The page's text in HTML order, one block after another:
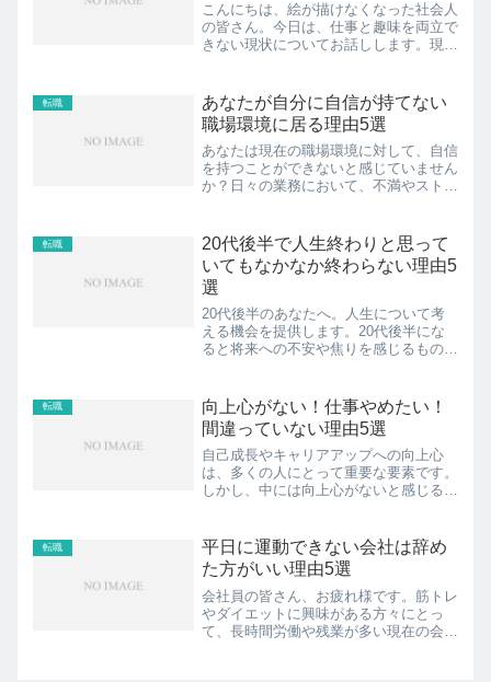
こんにちは、絵が描けなくなった社会人
の皆さん。今日は、仕事と趣味を両立で
きない現状についてお話しします。現代
あきらめる必要はありません。この記事
では、社会人で絵が描けな...
転職
あなたが自分に自信が持てない
職場環境に居る理由5選
あなたは現在の職場環境に対して、自信
を持つことができないと感じていません
か？日々の業務において、不満やストレ
し、そんな状況でもあなたには新たな可
能性が広がっています。この...
転職
20代後半で人生終わりと思って
いてもなかなか終わらない理由5
選
20代後半のあなたへ。人生について考
える機会を提供します。20代後半にな
ると将来への不安や焦りを感じるもので
し、心配する必要はありません。人生は
まだ終わっていませんし、...
転職
向上心がない！仕事やめたい！
間違っていない理由5選
自己成長やキャリアアップへの向上心
は、多くの人にとって重要な要素です。
しかし、中には向上心がないと感じる人
なイメージが強く、自分はそうなりたく
ないと思ってしまうこともあ...
転職
平日に運動できない会社は辞め
た方がいい理由5選
会社員の皆さん、お疲れ様です。筋トレ
やダイエットに興味がある方々にとっ
て、長時間労働や残業が多い現在の会社